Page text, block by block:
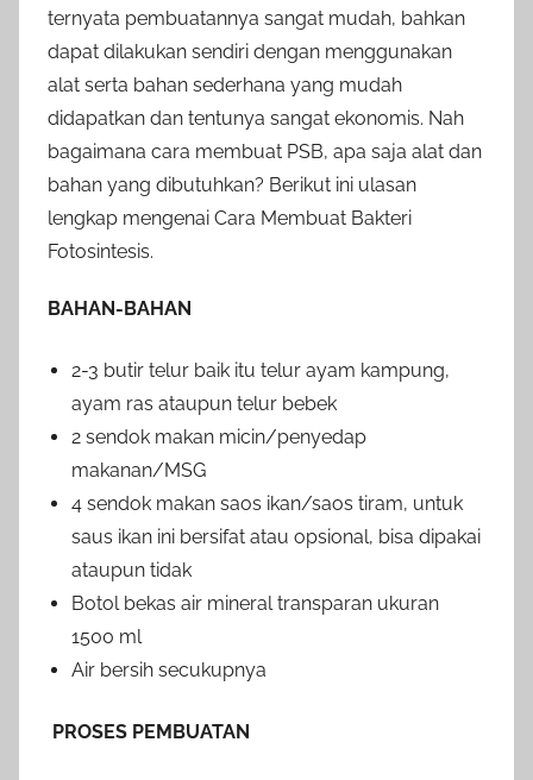
ternyata pembuatannya sangat mudah, bahkan
dapat dilakukan sendiri dengan menggunakan
alat serta bahan sederhana yang mudah
didapatkan dan tentunya sangat ekonomis. Nah
bagaimana cara membuat PSB, apa saja alat dan
bahan yang dibutuhkan? Berikut ini ulasan
lengkap mengenai Cara Membuat Bakteri
Fotosintesis.
BAHAN-BAHAN
2-3 butir telur baik itu telur ayam kampung,
ayam ras ataupun telur bebek
2 sendok makan micin/penyedap
makanan/MSG
4 sendok makan saos ikan/saos tiram, untuk
saus ikan ini bersifat atau opsional, bisa dipakai
ataupun tidak
Botol bekas air mineral transparan ukuran
1500 ml
Air bersih secukupnya
PROSES PEMBUATAN